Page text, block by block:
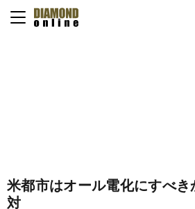
米都市はオール電化にすべ
対